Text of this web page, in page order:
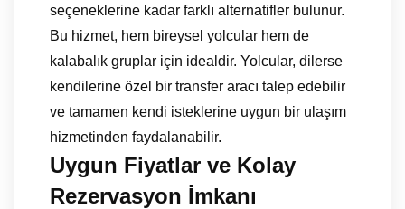
seçeneklerine kadar farklı alternatifler bulunur.
Bu hizmet, hem bireysel yolcular hem de
kalabalık gruplar için idealdir. Yolcular, dilerse
kendilerine özel bir transfer aracı talep edebilir
ve tamamen kendi isteklerine uygun bir ulaşım
hizmetinden faydalanabilir.
Uygun Fiyatlar ve Kolay
Rezervasyon İmkanı